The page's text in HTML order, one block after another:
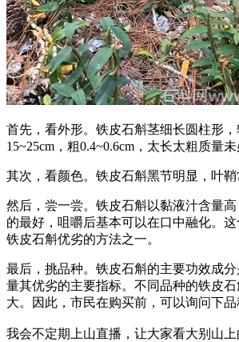
首先，看外形。铁皮石斛茎细长圆柱形
15~25cm，粗0.4~0.6cm，太长太粗质量未
其次，看颜色。铁皮石斛黑节明显，叶鞘
然后，尝一尝。铁皮石斛以黏液汁含量
的最好，咀嚼后基本可以在口中融化。
铁皮石斛优劣的方法之一。
最后，挑品种。铁皮石斛的主要功效成
量其优劣的主要指标。不同品种的铁皮
大。因此，市民在购买前，可以询问下品
我会不定期上山直播，让大家看大别山